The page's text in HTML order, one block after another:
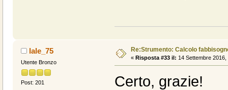
lale_75
Utente Bronzo
Post: 201
Re:Strumento: Calcolo
« Risposta #33 il: 14 Settembre 2016,
Certo, grazie!